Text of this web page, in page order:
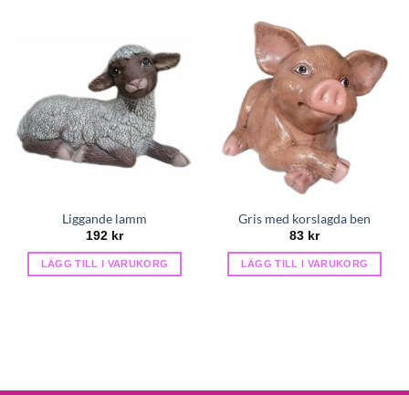
Liggande lamm
192 kr
LÄGG TILL I VARUKORG
Gris med korslagda ben
83 kr
LÄGG TILL I VARUKORG